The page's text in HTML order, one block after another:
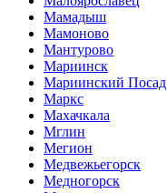
Мамадыш
Мамоново
Мантурово
Мариинск
Мариинский Посад
Маркс
Махачкала
Мглин
Мегион
Медвежьегорск
Медногорск